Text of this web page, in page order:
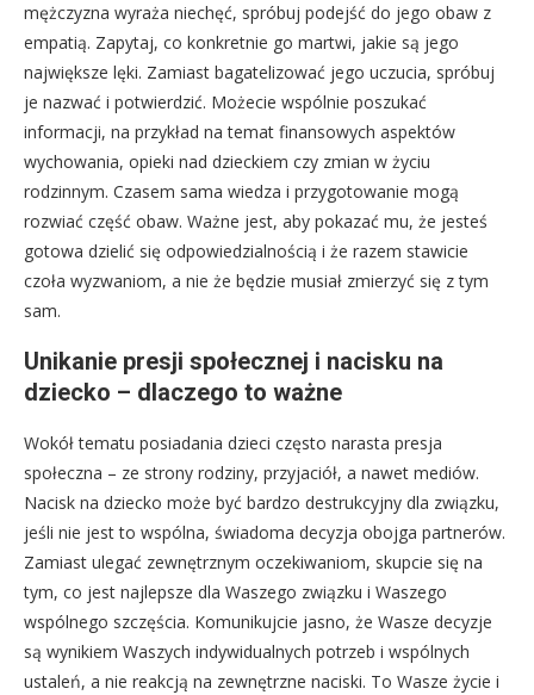
mężczyzna wyraża niechęć, spróbuj podejść do jego obaw z
empatią. Zapytaj, co konkretnie go martwi, jakie są jego
największe lęki. Zamiast bagatelizować jego uczucia, spróbuj
je nazwać i potwierdzić. Możecie wspólnie poszukać
informacji, na przykład na temat finansowych aspektów
wychowania, opieki nad dzieckiem czy zmian w życiu
rodzinnym. Czasem sama wiedza i przygotowanie mogą
rozwiać część obaw. Ważne jest, aby pokazać mu, że jesteś
gotowa dzielić się odpowiedzialnością i że razem stawicie
czoła wyzwaniom, a nie że będzie musiał zmierzyć się z tym
sam.
Unikanie presji społecznej i nacisku na
dziecko – dlaczego to ważne
Wokół tematu posiadania dzieci często narasta presja
społeczna – ze strony rodziny, przyjaciół, a nawet mediów.
Nacisk na dziecko może być bardzo destrukcyjny dla związku,
jeśli nie jest to wspólna, świadoma decyzja obojga partnerów.
Zamiast ulegać zewnętrznym oczekiwaniom, skupcie się na
tym, co jest najlepsze dla Waszego związku i Waszego
wspólnego szczęścia. Komunikujcie jasno, że Wasze decyzje
są wynikiem Waszych indywidualnych potrzeb i wspólnych
ustaleń, a nie reakcją na zewnętrzne naciski. To Wasze życie i